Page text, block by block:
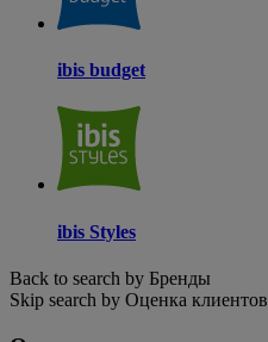
ibis budget
ibis Styles
Back to search by Бренды
Skip search by Оценка клиентов